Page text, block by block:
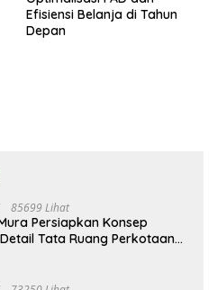
Efisiensi Belanja di Tahun
Depan
85699 Lihat
Persiapkan Konsep
Tata Ruang Perkotaan